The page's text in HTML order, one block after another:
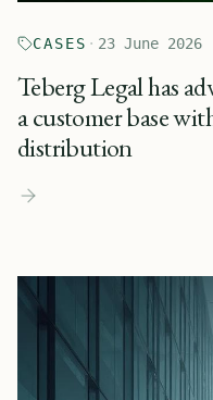
CASES · 23 June 2026
Teberg Legal has
a customer base
distribution